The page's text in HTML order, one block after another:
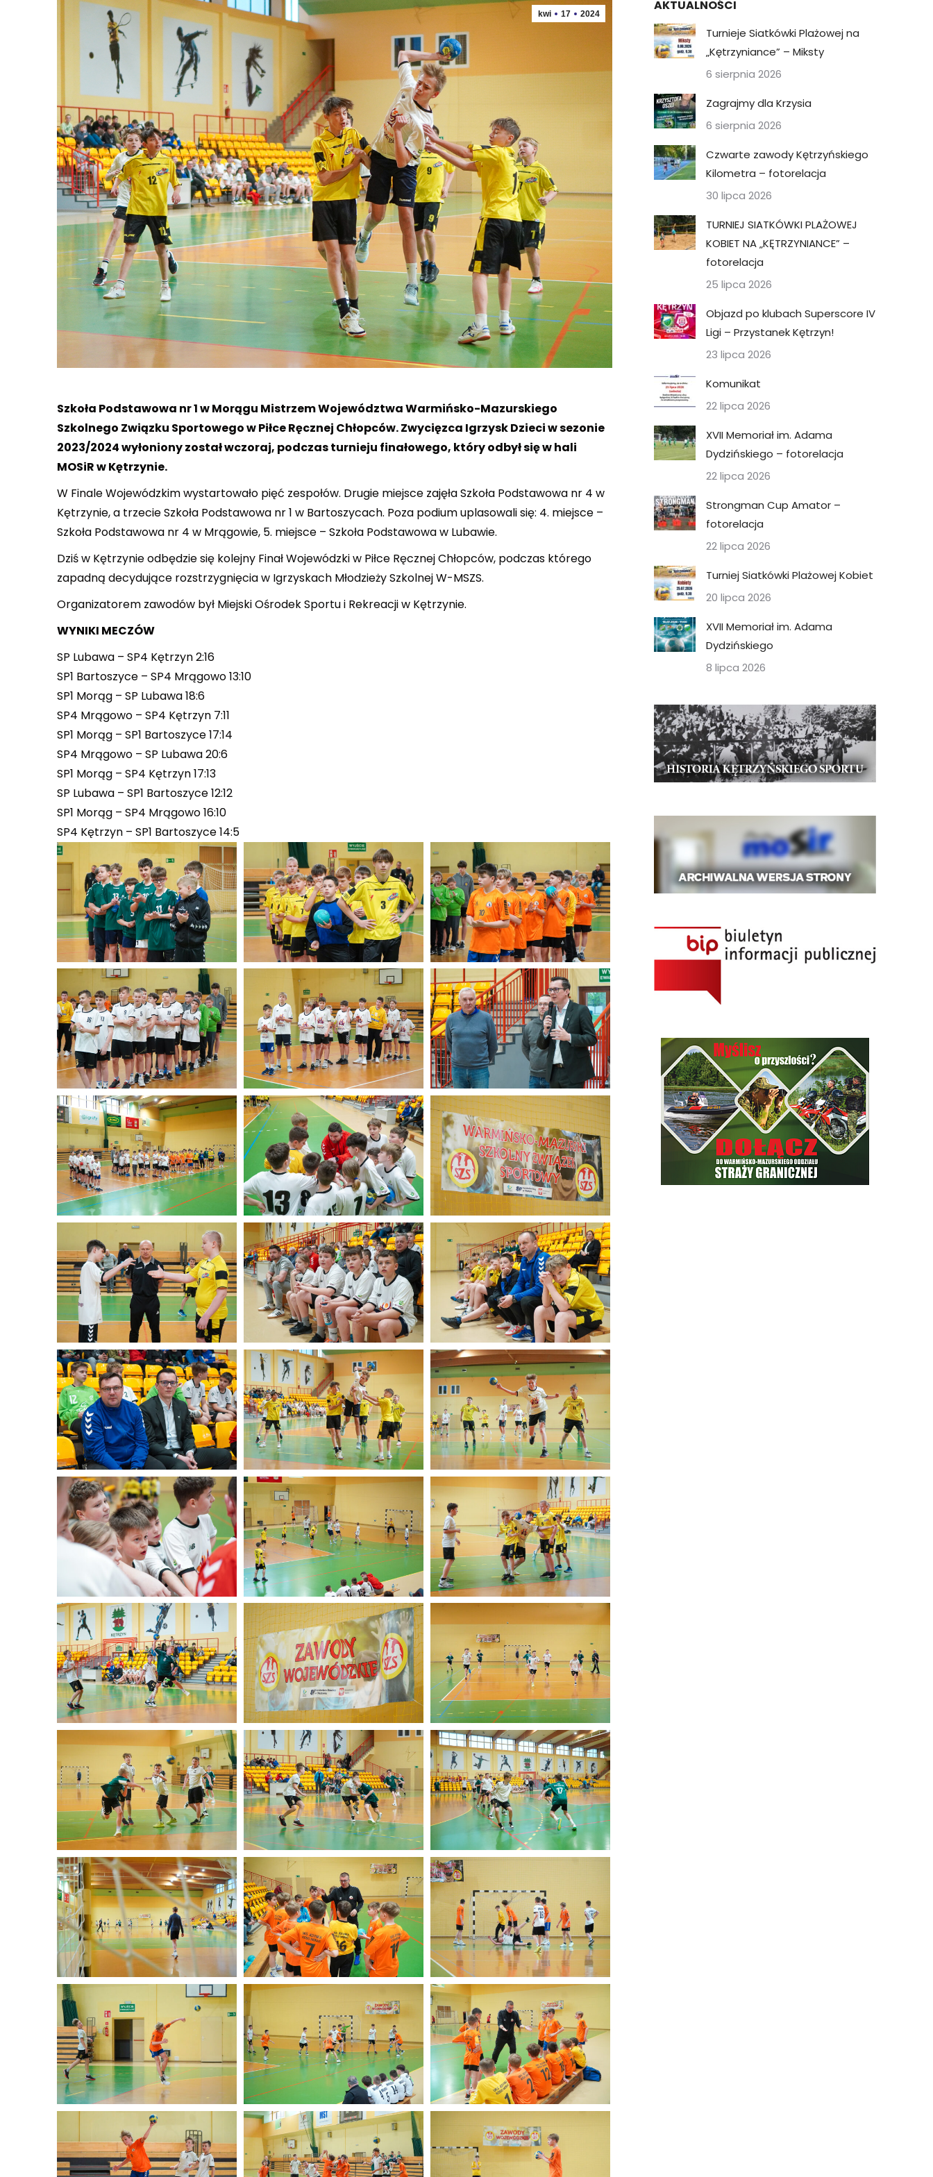
kwi 17 2024
Szkoła Podstawowa nr 1 w Morągu Mistrzem Województwa Warmińsko-Mazurskiego
Szkolnego Związku Sportowego w Piłce Ręcznej Chłopców. Zwycięzca Igrzysk Dzieci w sezonie
2023/2024 wyłoniony został wczoraj, podczas turnieju finałowego, który odbył się w hali
MOSiR w Kętrzynie.
W Finale Wojewódzkim wystartowało pięć zespołów. Drugie miejsce zajęła Szkoła Podstawowa nr 4 w
Kętrzynie, a trzecie Szkoła Podstawowa nr 1 w Bartoszycach. Poza podium uplasowali się: 4. miejsce –
Szkoła Podstawowa nr 4 w Mrągowie, 5. miejsce – Szkoła Podstawowa w Lubawie.
Dziś w Kętrzynie odbędzie się kolejny Finał Wojewódzki w Piłce Ręcznej Chłopców, podczas którego
zapadną decydujące rozstrzygnięcia w Igrzyskach Młodzieży Szkolnej W-MSZS.
Organizatorem zawodów był Miejski Ośrodek Sportu i Rekreacji w Kętrzynie.
WYNIKI MECZÓW
SP Lubawa – SP4 Kętrzyn 2:16
SP1 Bartoszyce – SP4 Mrągowo 13:10
SP1 Morąg – SP Lubawa 18:6
SP4 Mrągowo – SP4 Kętrzyn 7:11
SP1 Morąg – SP1 Bartoszyce 17:14
SP4 Mrągowo – SP Lubawa 20:6
SP1 Morąg – SP4 Kętrzyn 17:13
SP Lubawa – SP1 Bartoszyce 12:12
SP1 Morąg – SP4 Mrągowo 16:10
SP4 Kętrzyn – SP1 Bartoszyce 14:5
AKTUALNOŚCI
Turnieje Siatkówki Plażowej na
„Kętrzyniance” – Miksty
6 sierpnia 2026
Zagrajmy dla Krzysia
6 sierpnia 2026
Czwarte zawody Kętrzyńskiego
Kilometra – fotorelacja
30 lipca 2026
TURNIEJ SIATKÓWKI PLAŻOWEJ
KOBIET NA „KĘTRZYNIANCE” –
fotorelacja
25 lipca 2026
Objazd po klubach Superscore IV
Ligi – Przystanek Kętrzyn!
23 lipca 2026
Komunikat
22 lipca 2026
XVII Memoriał im. Adama
Dydzińskiego – fotorelacja
22 lipca 2026
Strongman Cup Amator –
fotorelacja
22 lipca 2026
Turniej Siatkówki Plażowej Kobiet
20 lipca 2026
XVII Memoriał im. Adama
Dydzińskiego
8 lipca 2026